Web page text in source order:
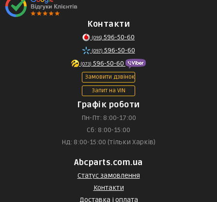
Контакти
(095) 596-50-60
(097) 596-50-60
(073) 596-50-60
Замовити дзвінок
Запит на VIN
Графік роботи
Пн-Пт: 8:00-17:00
Сб: 8:00-15:00
Нд: 8:00-15:00 (тільки Харків)
Abcparts.com.ua
Статус замовлення
Контакти
Доставка і оплата